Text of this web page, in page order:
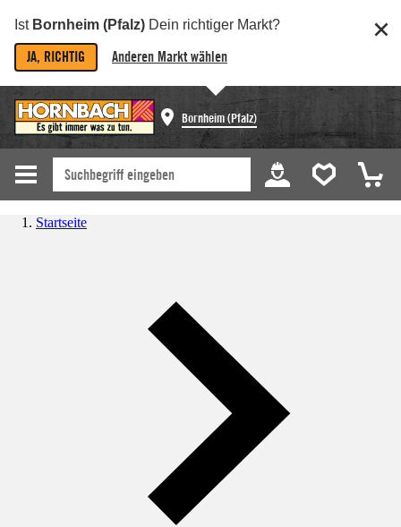
Ist Bornheim (Pfalz) Dein richtiger Markt?
JA, RICHTIG Anderen Markt wählen
Bornheim (Pfalz)
Startseite